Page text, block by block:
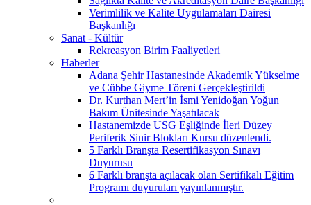
Verimlilik ve Kalite Uygulamaları Dairesi
Başkanlığı
Sanat - Kültür
Rekreasyon Birim Faaliyetleri
Haberler
Adana Şehir Hastanesinde Akademik Yükselme
ve Cübbe Giyme Töreni Gerçekleştirildi
Dr. Kurthan Mert’in İsmi Yenidoğan Yoğun
Bakım Ünitesinde Yaşatılacak
Hastanemizde USG Eşliğinde İleri Düzey
Periferik Sinir Blokları Kursu düzenlendi.
5 Farklı Branşta Resertifikasyon Sınavı
Duyurusu
6 Farklı branşta açılacak olan Sertifikalı Eğitim
Programı duyuruları yayınlanmıştır.